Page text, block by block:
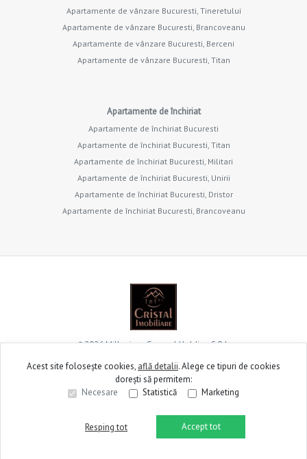
Apartamente de vânzare Bucuresti, Tineretului
Apartamente de vânzare Bucuresti, Brancoveanu
Apartamente de vânzare Bucuresti, Berceni
Apartamente de vânzare Bucuresti, Titan
Apartamente de închiriat
Apartamente de închiriat Bucuresti
Apartamente de închiriat Bucuresti, Titan
Apartamente de închiriat Bucuresti, Militari
Apartamente de închiriat Bucuresti, Unirii
Apartamente de închiriat Bucuresti, Dristor
Apartamente de închiriat Bucuresti, Brancoveanu
©2026Millenium General Holding S.R.L.
Site creat în
Acest site folosește cookies, află detalii.Alege ce tipuri de cookies
dorești să permitem:
Necesare
Statistică Marketing
Resping tot Accept tot